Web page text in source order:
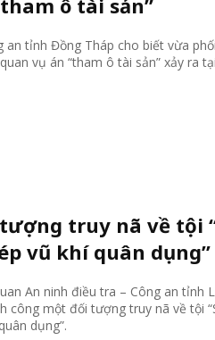
ô tài sản”
an tỉnh Đồng Tháp cho biết vừa
vụ án “tham ô tài sản” xảy ra
truy nã về tội
vũ khí quân dụng”
An ninh điều tra – Công an tỉnh
công một đối tượng truy nã về tội
dụng”.